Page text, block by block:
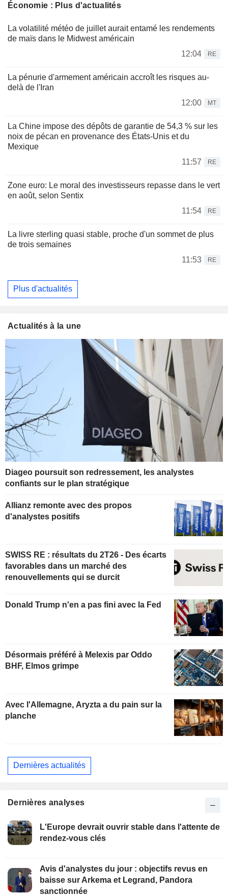
Économie : Plus d'actualités
La volatilité météo de juillet aurait entamé les rendements
de maïs dans le Midwest américain
12:04
RE
La pénurie d'armement américain accroît les risques au-
delà de l'Iran
12:00
MT
La Chine impose des dépôts de garantie de 54,3 % sur les
noix de pécan en provenance des États-Unis et du
Mexique
11:57
RE
Zone euro: Le moral des investisseurs repasse dans le vert
en août, selon Sentix
11:54
RE
La livre sterling quasi stable, proche d'un sommet de plus
de trois semaines
11:53
RE
Plus d'actualités
Actualités à la une
Diageo poursuit son redressement, les analystes
confiants sur le plan stratégique
Allianz remonte avec des propos
d'analystes positifs
SWISS RE : résultats du 2T26 - Des écarts
favorables dans un marché des
renouvellements qui se durcit
Donald Trump n'en a pas fini avec la Fed
Désormais préféré à Melexis par Oddo
BHF, Elmos grimpe
Avec l'Allemagne, Aryzta a du pain sur la
planche
Dernières actualités
Dernières analyses
L'Europe devrait ouvrir stable dans l'attente de
rendez-vous clés
Avis d'analystes du jour : objectifs revus en
baisse sur Arkema et Legrand, Pandora
sanctionnée